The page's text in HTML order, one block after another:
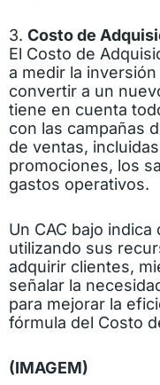
3. Costo de
El Costo de
a medir la
convertir a un
tiene en cuenta
con las campañas
de ventas,
promociones, los
gastos operativos.
Un CAC bajo
utilizando sus
adquirir clientes,
señalar la
para mejorar la
fórmula del Costo
(IMAGEM)